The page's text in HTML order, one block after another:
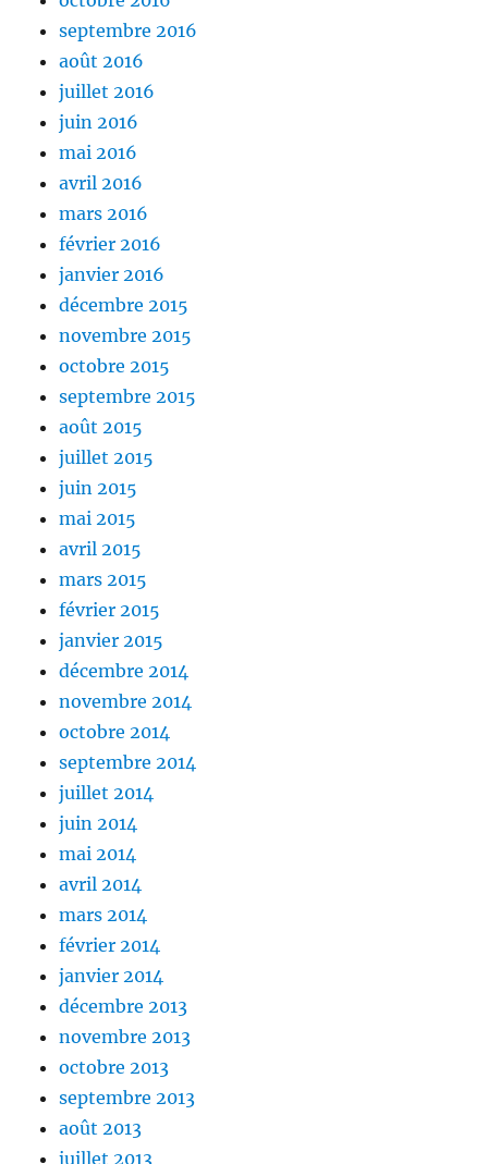
septembre 2016
août 2016
juillet 2016
juin 2016
mai 2016
avril 2016
mars 2016
février 2016
janvier 2016
décembre 2015
novembre 2015
octobre 2015
septembre 2015
août 2015
juillet 2015
juin 2015
mai 2015
avril 2015
mars 2015
février 2015
janvier 2015
décembre 2014
novembre 2014
octobre 2014
septembre 2014
juillet 2014
juin 2014
mai 2014
avril 2014
mars 2014
février 2014
janvier 2014
décembre 2013
novembre 2013
octobre 2013
septembre 2013
août 2013
juillet 2013